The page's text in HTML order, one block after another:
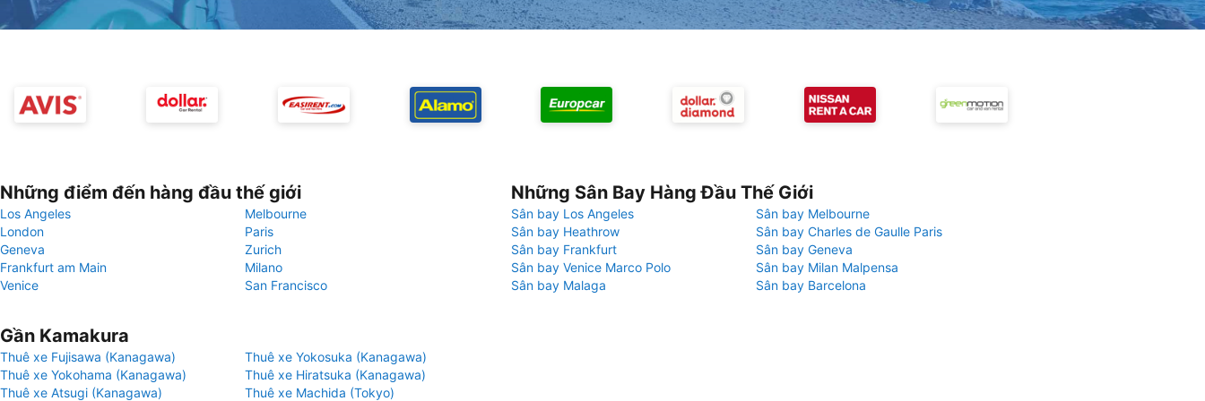
Những điểm đến hàng đầu thế giới
Los Angeles
Melbourne
London
Paris
Geneva
Zurich
Frankfurt am Main
Milano
Venice
San Francisco
Những Sân Bay Hàng Đầu Thế Giới
Sân bay Los Angeles
Sân bay Melbourne
Sân bay Heathrow
Sân bay Charles de Gaulle Paris
Sân bay Frankfurt
Sân bay Geneva
Sân bay Venice Marco Polo
Sân bay Milan Malpensa
Sân bay Malaga
Sân bay Barcelona
Gần Kamakura
Thuê xe Fujisawa (Kanagawa)
Thuê xe Yokosuka (Kanagawa)
Thuê xe Yokohama (Kanagawa)
Thuê xe Hiratsuka (Kanagawa)
Thuê xe Atsugi (Kanagawa)
Thuê xe Machida (Tokyo)